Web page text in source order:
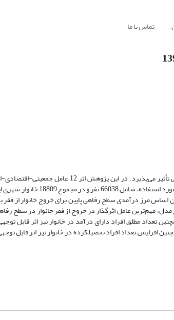
تماس با ما
مسئلۀ فقر بسیار گسترده بوده و در هر جامعه متناسب با ویژگی‌های خاص خود از عوامل پیشین متفاوتی تأثیر می‌پذیرد.
احتمال فقیر شدن خانوار تحت یک مدل رگرسیون پروبیت با روش حداقل راستنمایی سنجش شد.
محاسبه شده است. براساس نتایج مدل، مهم‌ترین عامل اثرگذار در خروج از فقر خانوار در سطح
تعداد مطلق افراد دارای درآمد در خانوار نیز اثر قابل
تعداد افراد تحصیلکرده در خانوار نیز اثر قابل